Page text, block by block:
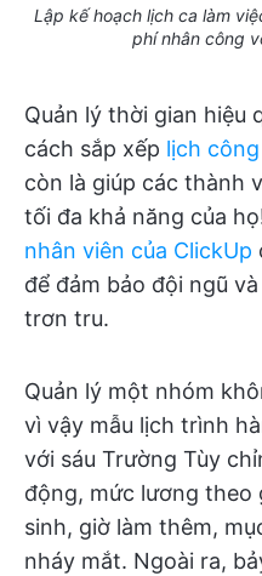
Lập kế hoạch lịch ca làm
phí nhân công
Quản lý thời gian hiệu
cách sắp xếp lịch
còn là giúp các thành
tối đa khả năng của
nhân viên của ClickUp
để đảm bảo đội ngũ
trơn tru.
Quản lý một nhóm
vì vậy mẫu lịch trình
với sáu Trường Tùy
động, mức lương theo
sinh, giờ làm thêm,
nháy mắt. Ngoài ra,